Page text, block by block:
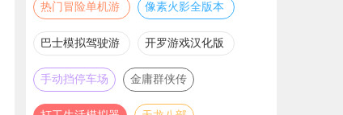
热门冒险单机游
戏合集
像素火影全版本
合集
巴士模拟驾驶游
戏合集
开罗游戏汉化版
大全
手动挡停车场
金庸群侠传